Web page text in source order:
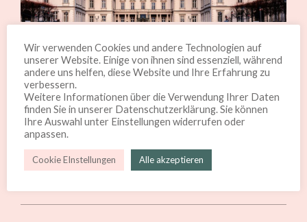
Leicht Juweliere auf Schloss Bensberg hat Ach wie
herrlich! wieder eingeladen Chamapager zu entkorken.
Der Anlass: eine neue Kollektion im Leichtschen
Universum des Schmucken und Schönen.
Dostojewski sagte, dass die Schönheit die Welt retten
werde. Ach wie herrlich! ist fest entschlossen dafür
seinen Beitrag zu leisten. Santé, Bonheur et Beauté!
Wir verwenden Cookies und andere Technologien auf
unserer Website. Einige von ihnen sind essenziell, während
andere uns helfen, diese Website und Ihre Erfahrung zu
verbessern.
Weitere Informationen über die Verwendung Ihrer Daten
finden Sie in unserer Datenschutzerklärung. Sie können
Ihre Auswahl unter Einstellungen widerrufen oder
anpassen.
Cookie EInstellungen Alle akzeptieren